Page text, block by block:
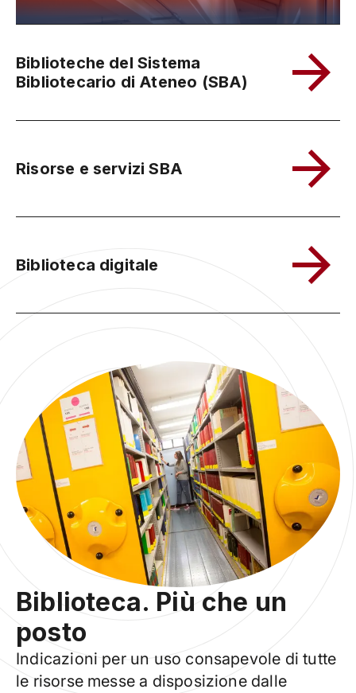
Biblioteche del Sistema
Bibliotecario di Ateneo (SBA)
Risorse e servizi SBA
Biblioteca digitale
Biblioteca. Più che un
posto
Indicazioni per un uso consapevole di tutte
le risorse messe a disposizione dalle